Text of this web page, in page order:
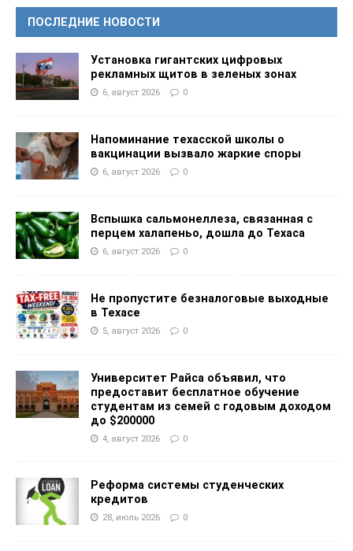
ПОСЛЕДНИЕ НОВОСТИ
Установка гигантских цифровых
рекламных щитов в зеленых зонах
6, август 2026 0
Напоминание техасской школы о
вакцинации вызвало жаркие споры
6, август 2026 0
Вспышка сальмонеллеза, связанная с
перцем халапеньо, дошла до Техаса
6, август 2026 0
Не пропустите безналоговые выходные
в Техасе
5, август 2026 0
Университет Райса объявил, что
предоставит бесплатное обучение
студентам из семей с годовым доходом
до $200000
4, август 2026 0
Реформа системы студенческих
кредитов
28, июль 2026 0